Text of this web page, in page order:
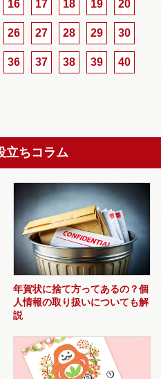
16 17 18 19 20
26 27 28 29 30
36 37 38 39 40
立ちコラム
年賀状に捨て方ってあるの？個
人情報の取り扱いについても解
説